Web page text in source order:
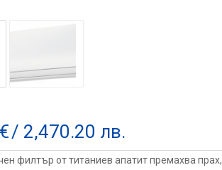
€/ 2,470.20 лв.
филтър от титаниев апатит премахва прах,